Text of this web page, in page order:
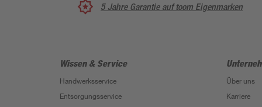
5 Jahre Garantie auf toom Eigenmarken
Wissen & Service
Handwerksservice
Entsorgungsservice
Über uns
Karriere